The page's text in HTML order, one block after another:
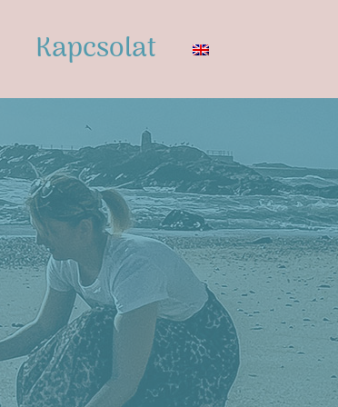
Kapcsolat